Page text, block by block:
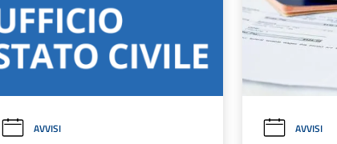
AVVISI AVVISI